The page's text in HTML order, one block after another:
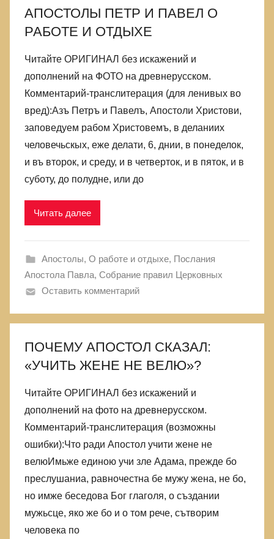
АПОСТОЛЫ ПЕТР И ПАВЕЛ О
РАБОТЕ И ОТДЫХЕ
Читайте ОРИГИНАЛ без искажений и
дополнений на ФОТО на древнерусском.
Комментарий-транслитерация (для ленивых во
вред):Азъ Петръ и Павелъ, Апостоли Христови,
заповедуем рабом Христовемъ, в деланиих
человечьскых, еже делати, 6, днии, в понеделок,
и въ второк, и среду, и в четверток, и в пяток, и в
суботу, до полудне, или до
Читать далее
Апостолы, О работе и отдыхе, Послания
Апостола Павла, Собрание правил Церковных
Оставить комментарий
ПОЧЕМУ АПОСТОЛ СКАЗАЛ:
«УЧИТЬ ЖЕНЕ НЕ ВЕЛЮ»?
Читайте ОРИГИНАЛ без искажений и
дополнений на фото на древнерусском.
Комментарий-транслитерация (возможны
ошибки):Что ради Апостол учити жене не
велюИмьже единою учи зле Адама, прежде бо
преслушаниа, равночестна бе мужу жена, не бо,
но имже беседова Бог глаголя, о създании
мужьсце, яко же бо и о том рече, сътворим
человека по